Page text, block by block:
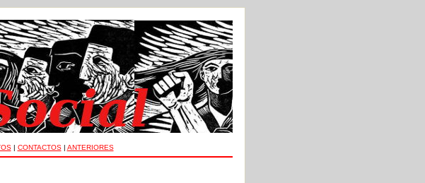
| CONTACTOS| ANTERIORES